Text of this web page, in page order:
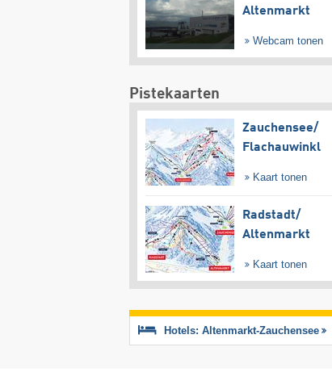
Altenmarkt
Webcam tonen
Pistekaarten
Zauchensee/​
Flachauwinkl
Kaart tonen
Radstadt/​
Altenmarkt
Kaart tonen
Hotels: Altenmarkt-Zauchensee